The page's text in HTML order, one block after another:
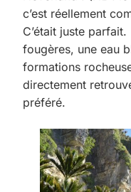
c’est réellement
C’était juste
fougères, une eau
formations
directement
préféré.